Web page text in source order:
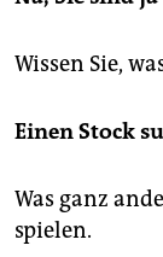
Wissen Sie,
Einen Stock
Was ganz
spielen.